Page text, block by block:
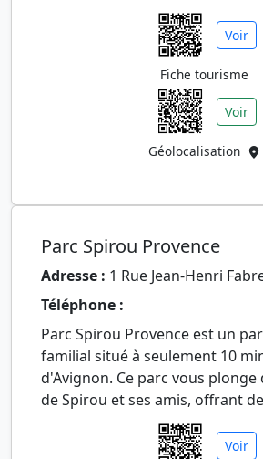
une collection pré…
Voir
Fiche tourisme
Voir
Géolocalisation
Parc Spirou Provence
Adresse : 1 Rue Jean-Henri
Téléphone :
Parc Spirou Provence est un
familial situé à seulement 10
d'Avignon. Ce parc vous plonge
de Spirou et ses amis, offrant
des sensations et des so…
Voir